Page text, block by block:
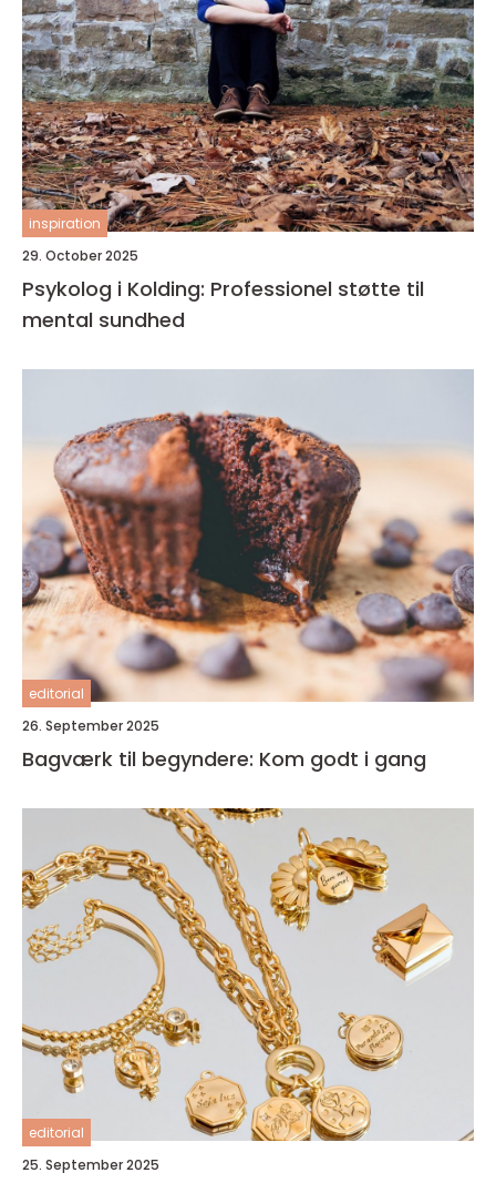
inspiration
29. October 2025
Psykolog i Kolding: Professionel støtte til
mental sundhed
editorial
26. September 2025
Bagværk til begyndere: Kom godt i gang
editorial
25. September 2025